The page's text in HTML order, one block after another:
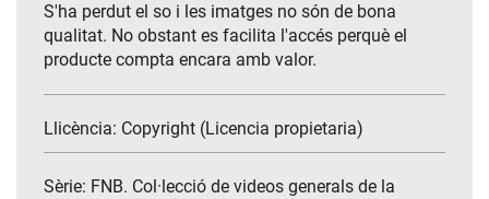
S'ha perdut el so i les imatges no són de bona
qualitat. No obstant es facilita l'accés perquè el
producte compta encara amb valor.
Llicència: Copyright (Licencia propietaria)
Sèrie: FNB. Col·lecció de videos generals de la